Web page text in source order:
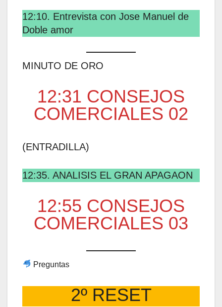
12:10. Entrevista con Jose Manuel de
Doble amor
MINUTO DE ORO
12:31 CONSEJOS
COMERCIALES 02
(ENTRADILLA)
12:35. ANALISIS EL GRAN APAGAON
12:55 CONSEJOS
COMERCIALES 03
Preguntas
2º RESET